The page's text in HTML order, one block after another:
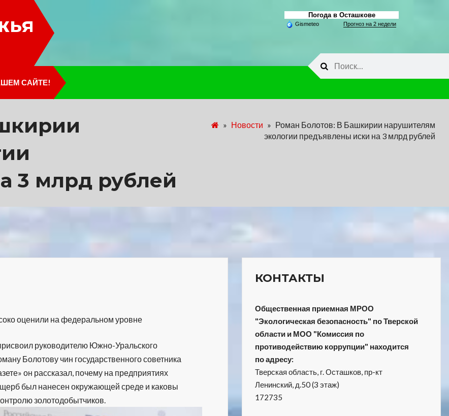
Погода в Осташкове
Gismeteo Прогноз на 2 недели
САЙТЕ!
3 млрд рублей
» Новости » Роман Болотов: В Башкирии нарушителям
экологии предъявлены иски на 3 млрд рублей
оценили на федеральном уровне
руководителю Южно-Уральского
Болотову чин государственного советника
он рассказал, почему на предприятиях
был нанесен окружающей среде и каковы
золотодобытчиков.
КОНТАКТЫ
Общественная приемная МРОО
"Экологическая безопасность" по Тверской
области и МОО "Комиссия по
противодействию коррупции" находится
по адресу:
Тверская область, г. Осташков, пр-кт
Ленинский, д.50 (3 этаж)
172735